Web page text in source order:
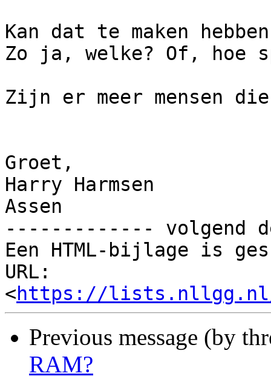
Kan dat te maken
Zo ja, welke? Of, hoe
Zijn er meer mensen
Groet,
Harry Harmsen
Assen
------------- volgend
Een HTML-bijlage is
URL:
<https://lists.nllgg.nl/
Previous message (by
RAM?